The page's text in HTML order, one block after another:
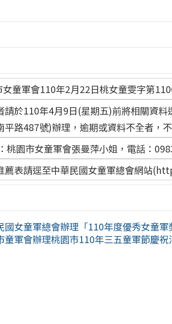
童軍會110年2月22日桃女童雯字第
請於110年4月9日(星期五)前將相關資
平路487號)辦理，逾期或資料不全者，
桃園市女童軍會張曼萍小姐，電話：
薦表請逕至中華民國女童軍總會網站
國女童軍總會辦理「110年度優秀女童軍
童軍會辦理桃園市110年三五童軍節慶祝